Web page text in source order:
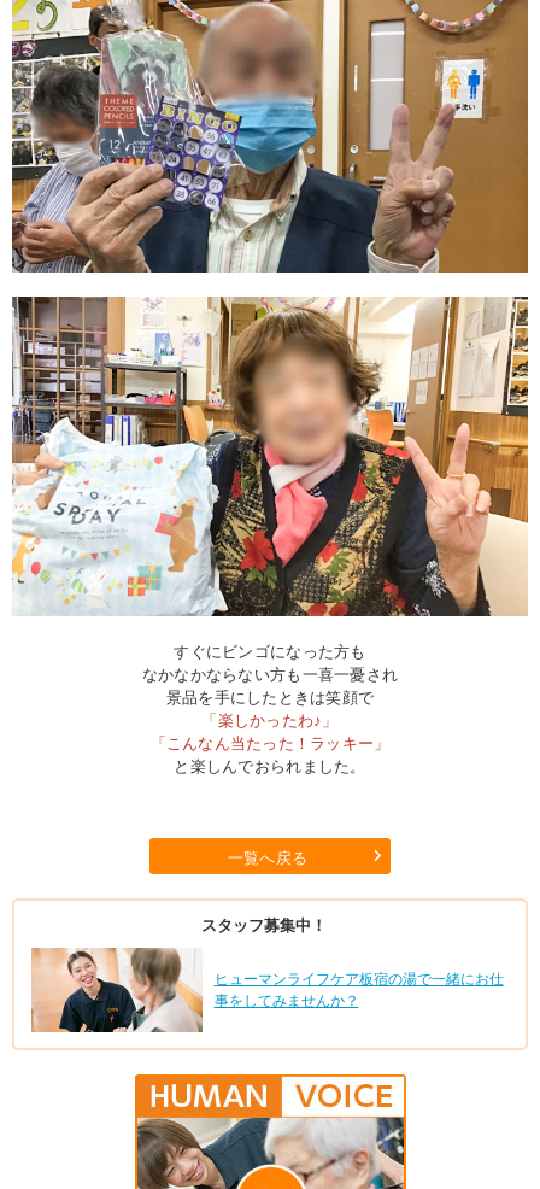
すぐにビンゴになった方も
なかなかならない方も一喜一憂され
景品を手にしたときは笑顔で
「楽しかったわ♪」
「こんなん当たった！ラッキー」
と楽しんでおられました。
一覧へ戻る
スタッフ募集中！
ヒューマンライフケア板宿の湯で一緒にお仕
事をしてみませんか？